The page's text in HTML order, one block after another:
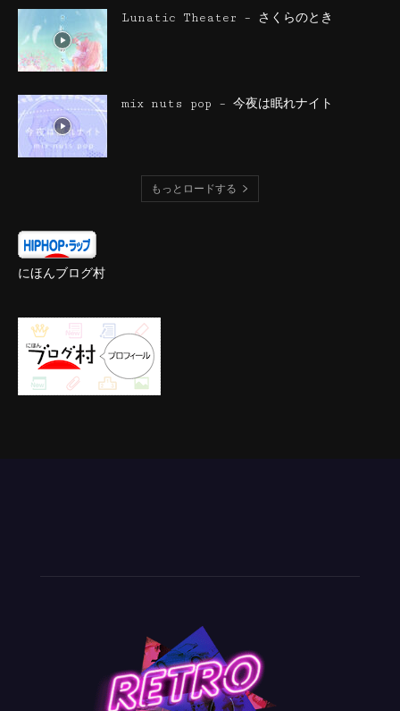
Lunatic Theater – さくらのとき
mix nuts pop – 今夜は眠れナイト
もっとロードする
にほんブログ村